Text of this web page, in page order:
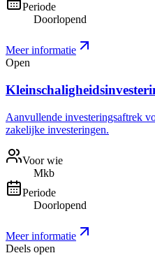
Periode
Doorlopend
Meer informatie
Open
Aanvullende investeringsaftrek
zakelijke investeringen.
Voor wie
Mkb
Periode
Doorlopend
Meer informatie
Deels open